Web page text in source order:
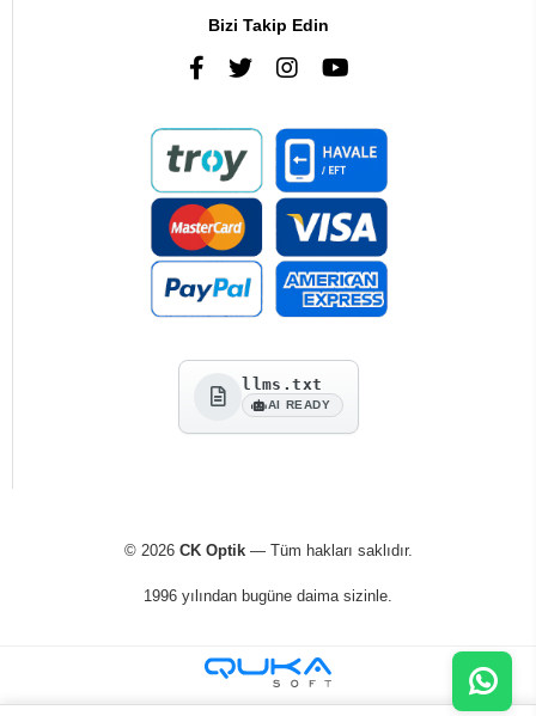
Bizi Takip Edin
llms.txt
AI READY
© 2026 CK Optik— Tüm hakları saklıdır.
1996 yılından bugüne daima sizinle.